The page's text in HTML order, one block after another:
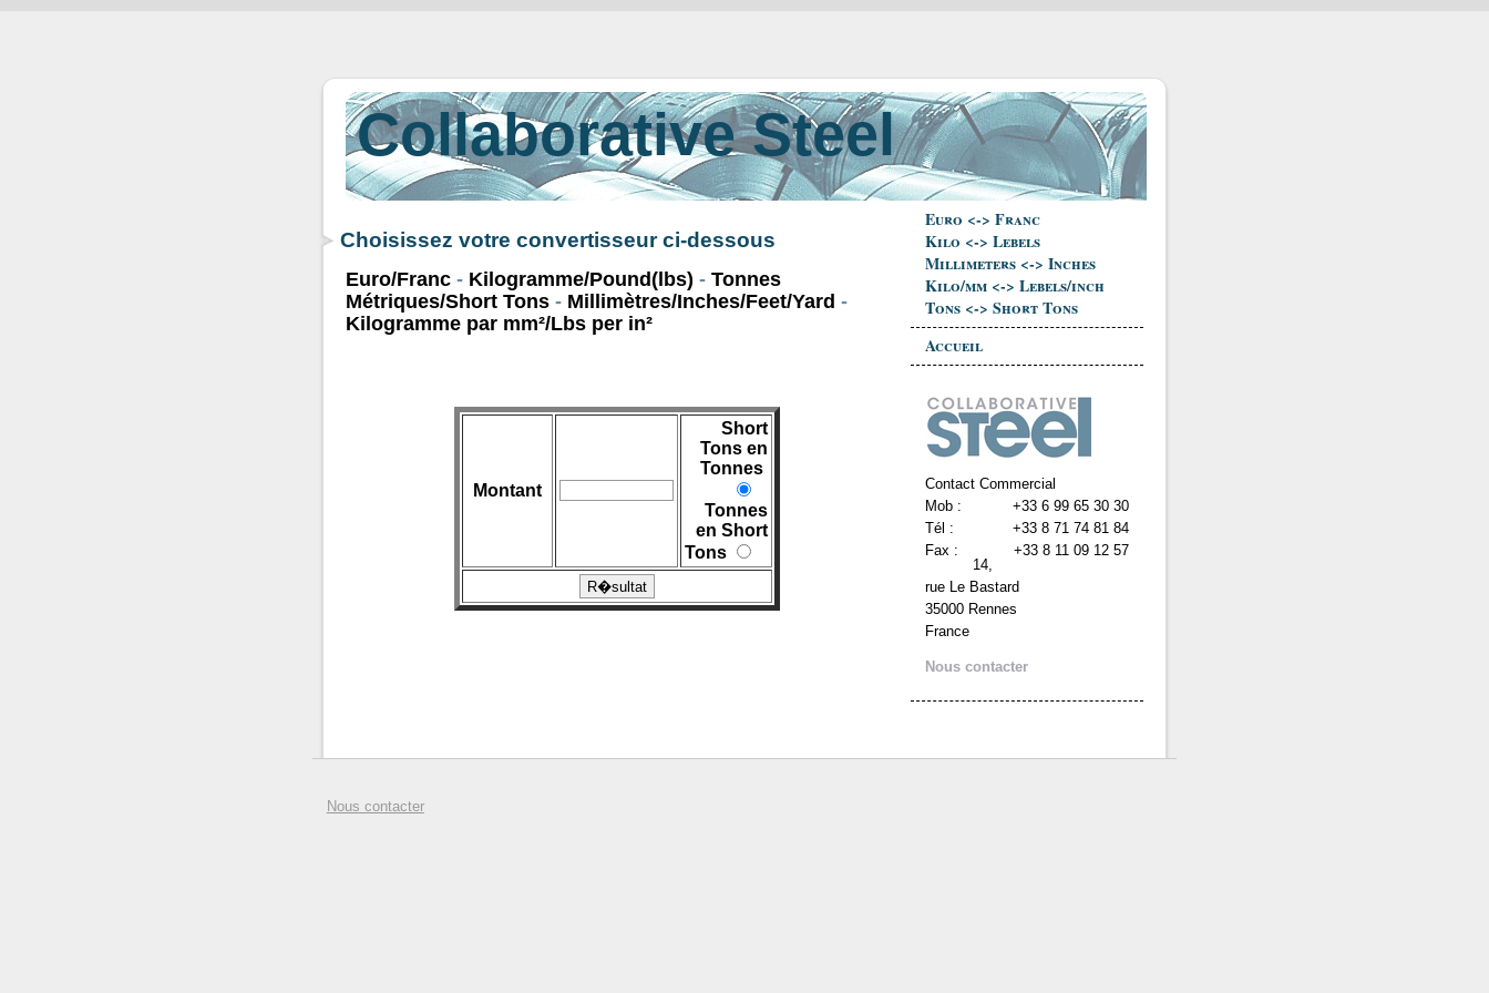
Collaborative Steel
Choisissez votre convertisseur ci-dessous
Euro/Franc - Kilogramme/Pound(lbs) - Tonnes
Métriques/Short Tons - Millimètres/Inches/Feet/Yard -
Kilogramme par mm²/Lbs per in²
Montant
Short
Tons en
Tonnes
Tonnes
en Short
Tons
Euro <-> Franc
Kilo <-> Lebels
Millimeters <-> Inches
Kilo/mm <-> Lebels/inch
Tons <-> Short Tons
Accueil
Contact Commercial
Mob :
+33 6 99 65 30 30
Tél :
+33 8 71 74 81 84
Fax :
+33 8 11 09 12 57
14,
rue Le Bastard
35000 Rennes
France
Nous contacter
Nous contacter